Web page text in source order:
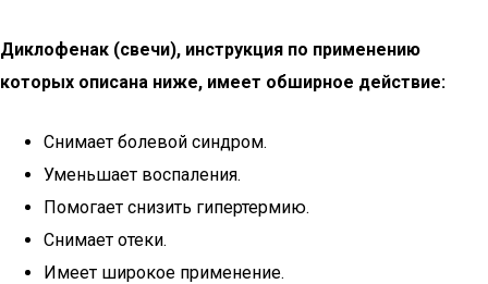
Диклофенак (свечи), инструкция по применению
которых описана ниже, имеет обширное действие:
Снимает болевой синдром.
Уменьшает воспаления.
Помогает снизить гипертермию.
Снимает отеки.
Имеет широкое применение.